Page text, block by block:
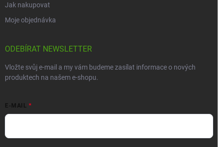
Jak nakupovat
Moje objednávka
ODEBÍRAT NEWSLETTER
Vložte svůj e-mail a my vám budeme zasílat informace o nových
produktech na našem e-shopu.
E-MAIL